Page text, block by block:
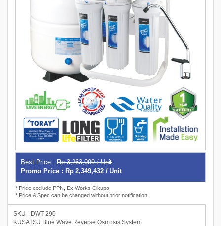
Best Price : Rp 3,263,099 / Unit
Promo Price : Rp 2,349,432 / Unit
* Price exclude PPN, Ex-Works Cikupa
* Price & Spec can be changed without prior notification
SKU - DWT-290
KUSATSU Blue Wave Reverse Osmosis System